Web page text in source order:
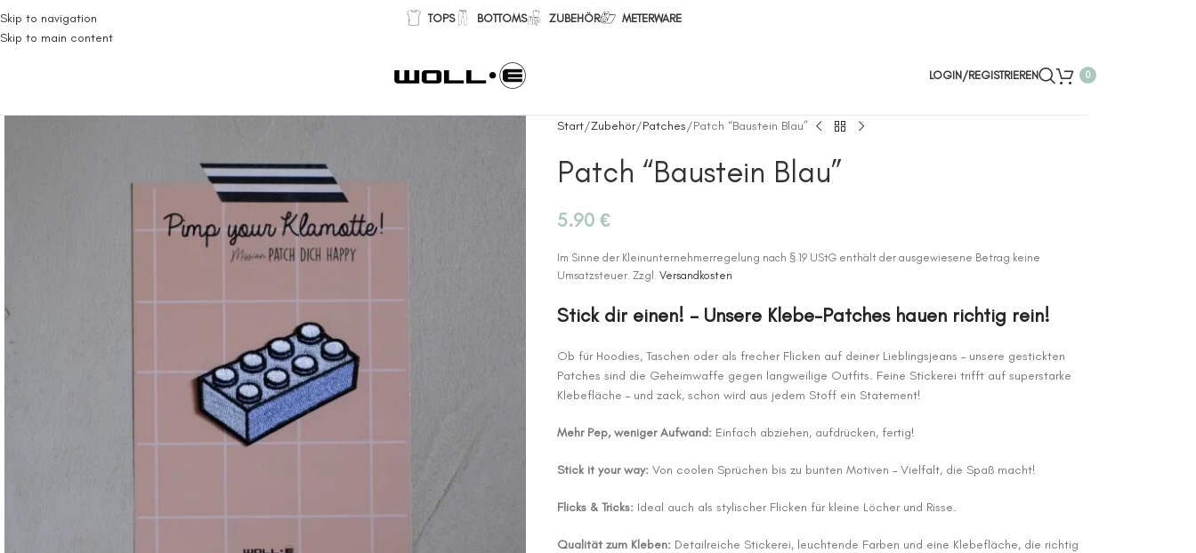
Skip to navigation
Skip to main content
TOPS BOTTOMS ZUBEHÖR METERWARE
LOGIN/REGISTRIEREN 0
Start Zubehör Patches Patch “Baustein Blau”
Patch “Baustein Blau”
5.90 €
Im Sinne der Kleinunternehmerregelung nach § 19 UStG enthält der ausgewiesene Betrag keine
Umsatzsteuer. Zzgl. Versandkosten
Stick dir einen! – Unsere Klebe-Patches hauen richtig rein!
Ob für Hoodies, Taschen oder als frecher Flicken auf deiner Lieblingsjeans – unsere gestickten
Patches sind die Geheimwaffe gegen langweilige Outfits. Feine Stickerei trifft auf superstarke
Klebefläche – und zack, schon wird aus jedem Stoff ein Statement!
Mehr Pep, weniger Aufwand:Einfach abziehen, aufdrücken, fertig!
Stick it your way:Von coolen Sprüchen bis zu bunten Motiven – Vielfalt, die Spaß macht!
Flicks & Tricks:Ideal auch als stylischer Flicken für kleine Löcher und Risse.
Qualität zum Kleben:Detailreiche Stickerei, leuchtende Farben und eine Klebefläche, die richtig